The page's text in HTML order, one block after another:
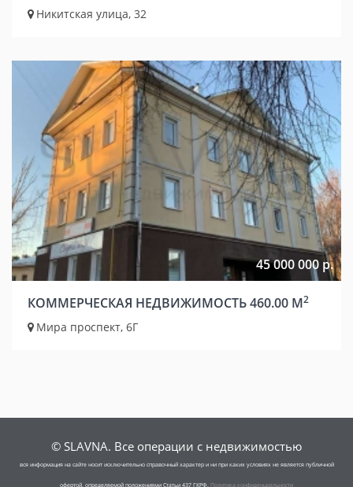
Никитская улица, 32
45 000 000 р.
КОММЕРЧЕСКАЯ НЕДВИЖИМОСТЬ 460.00 М2
Мира проспект, 6Г
© SLAVNA. Все операции с недвижимостью
вся информация на сайте носит исключительно справочный характер и ни при каких условиях не является публичной
офертой, определяемой положениями Статьи 437 ГКРФ. Политика конфиденциальности